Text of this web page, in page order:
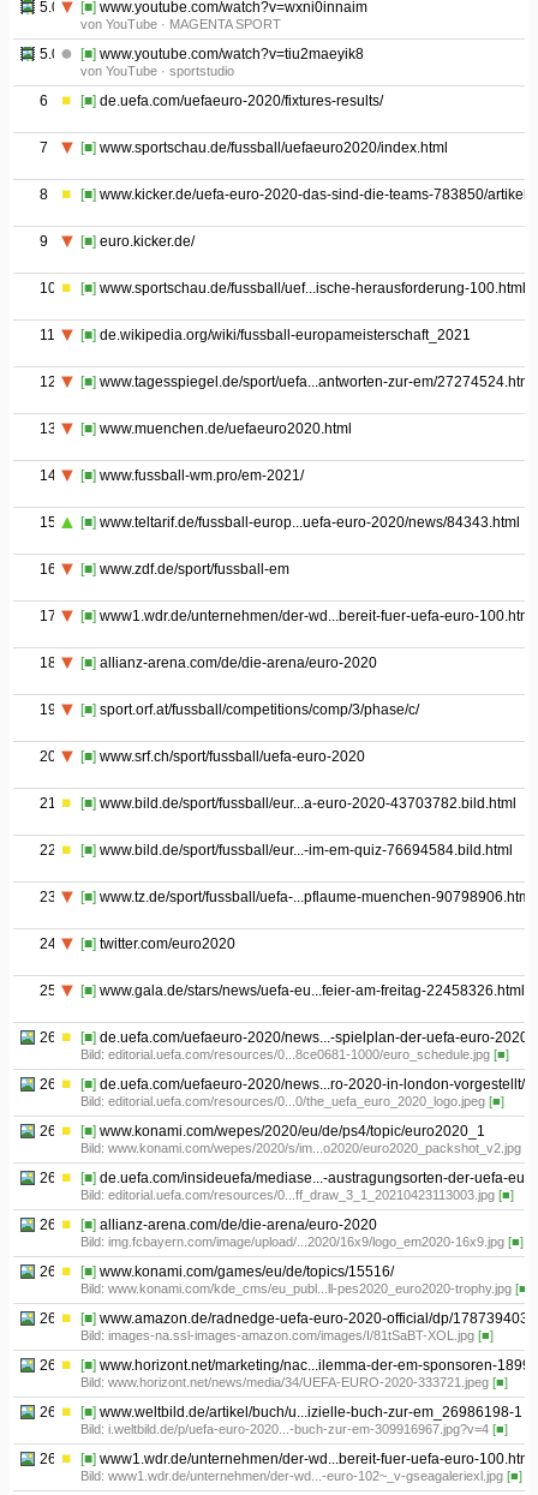
5.02 [■] www.youtube.com/watch?v=wxni0innaim
von YouTube · MAGENTA SPORT
5.03 [■] www.youtube.com/watch?v=tiu2maeyik8
von YouTube · sportstudio
6 [■] de.uefa.com/uefaeuro-2020/fixtures-results/
7 [■] www.sportschau.de/fussball/uefaeuro2020/index.html
8 [■] www.kicker.de/uefa-euro-2020-das-sind-die-teams-783850/artikel
9 [■] euro.kicker.de/
10 [■] www.sportschau.de/fussball/uef...ische-herausforderung-100.html
11 [■] de.wikipedia.org/wiki/fussball-europameisterschaft_2021
12 [■] www.tagesspiegel.de/sport/uefa...antworten-zur-em/27274524.html
13 [■] www.muenchen.de/uefaeuro2020.html
14 [■] www.fussball-wm.pro/em-2021/
15 [■] www.teltarif.de/fussball-europ...uefa-euro-2020/news/84343.html
16 [■] www.zdf.de/sport/fussball-em
17 [■] www1.wdr.de/unternehmen/der-wd...bereit-fuer-uefa-euro-100.html
18 [■] allianz-arena.com/de/die-arena/euro-2020
19 [■] sport.orf.at/fussball/competitions/comp/3/phase/c/
20 [■] www.srf.ch/sport/fussball/uefa-euro-2020
21 [■] www.bild.de/sport/fussball/eur...a-euro-2020-43703782.bild.html
22 [■] www.bild.de/sport/fussball/eur...-im-em-quiz-76694584.bild.html
23 [■] www.tz.de/sport/fussball/uefa-...pflaume-muenchen-90798906.html
24 [■] twitter.com/euro2020
25 [■] www.gala.de/stars/news/uefa-eu...feier-am-freitag-22458326.html
26.01 [■] de.uefa.com/uefaeuro-2020/news...-spielplan-der-uefa-euro-2020/
Bild: editorial.uefa.com/resources/0...8ce0681-1000/euro_schedule.jpg [■]
26.02 [■] de.uefa.com/uefaeuro-2020/news...ro-2020-in-london-vorgestellt/
Bild: editorial.uefa.com/resources/0...0/the_uefa_euro_2020_logo.jpeg [■]
26.03 [■] www.konami.com/wepes/2020/eu/de/ps4/topic/euro2020_1
Bild: www.konami.com/wepes/2020/s/im...o2020/euro2020_packshot_v2.jpg
26.04 [■] de.uefa.com/insideuefa/mediase...-austragungsorten-der-uefa-eu/
Bild: editorial.uefa.com/resources/0...ff_draw_3_1_20210423113003.jpg [■]
26.05 [■] allianz-arena.com/de/die-arena/euro-2020
Bild: img.fcbayern.com/image/upload/...2020/16x9/logo_em2020-16x9.jpg [■]
26.06 [■] www.konami.com/games/eu/de/topics/15516/
Bild: www.konami.com/kde_cms/eu_publ...ll-pes2020_euro2020-trophy.jpg [■]
26.07 [■] www.amazon.de/radnedge-uefa-euro-2020-official/dp/1787394034
Bild: images-na.ssl-images-amazon.com/images/I/81tSaBT-XOL.jpg [■]
26.08 [■] www.horizont.net/marketing/nac...ilemma-der-em-sponsoren-
Bild: www.horizont.net/news/media/34/UEFA-EURO-2020-333721.jpeg [■]
26.09 [■] www.weltbild.de/artikel/buch/u...izielle-buch-zur-em_26986198-1
Bild: i.weltbild.de/p/uefa-euro-2020...-buch-zur-em-309916967.jpg?v=4 [■]
26.1 [■] www1.wdr.de/unternehmen/der-wd...bereit-fuer-uefa-euro-100.html
Bild: www1.wdr.de/unternehmen/der-wd...-euro-102~_v-gseagaleriexl.jpg [■]